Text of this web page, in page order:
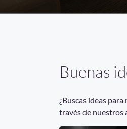
Buenas
¿Buscas ideas
través de nuestros